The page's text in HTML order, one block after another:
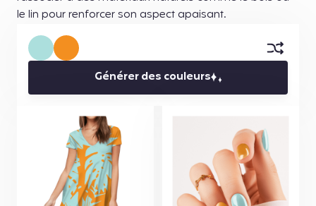
le lin pour renforcer son aspect apaisant.
Générer des couleurs